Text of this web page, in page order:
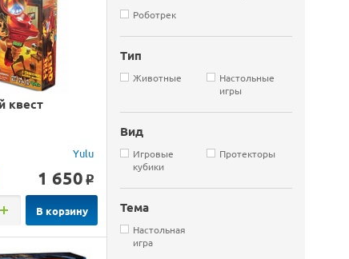
Роботрек
Тип
Животные
Настольные
игры
Вид
Игровые
кубики
Протекторы
Тема
Настольная
игра
квест
Yulu
1 650 o
В корзину